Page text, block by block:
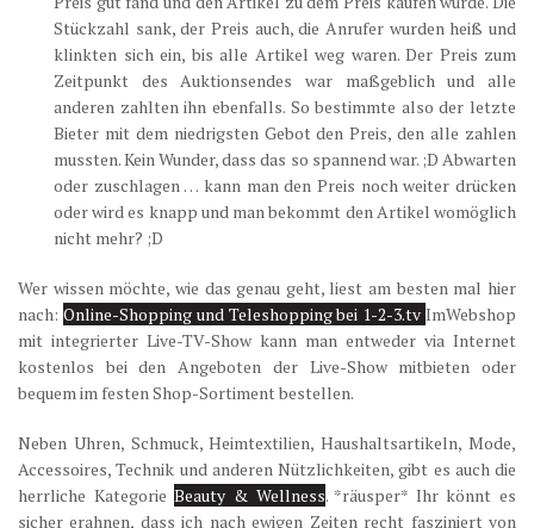
Stückzahl sank, der Preis auch, die Anrufer wurden heiß und
klinkten sich ein, bis alle Artikel weg waren. Der Preis zum
Zeitpunkt des Auktionsendes war maßgeblich und alle
anderen zahlten ihn ebenfalls. So bestimmte also der letzte
Bieter mit dem niedrigsten Gebot den Preis, den alle zahlen
mussten. Kein Wunder, dass das so spannend war. ;D Abwarten
oder zuschlagen … kann man den Preis noch weiter drücken
oder wird es knapp und man bekommt den Artikel womöglich
nicht mehr? ;D
Wer wissen möchte, wie das genau geht, liest am besten mal hier
nach: Online-Shopping und Teleshopping bei 1-2-3.tvImWebshop
mit integrierter Live-TV-Show kann man entweder via Internet
kostenlos bei den Angeboten der Live-Show mitbieten oder
bequem im festen Shop-Sortiment bestellen.
Neben Uhren, Schmuck, Heimtextilien, Haushaltsartikeln, Mode,
Accessoires, Technik und anderen Nützlichkeiten, gibt es auch die
herrliche KategorieBeauty & Wellness. *räusper* Ihr könnt es
sicher erahnen, dass ich nach ewigen Zeiten recht fasziniert von